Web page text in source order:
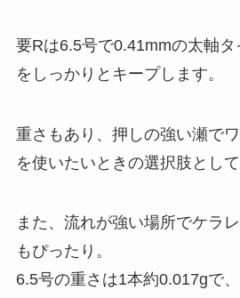
要Rは6.5号で0.41mmの太軸
をしっかりとキープします。
重さもあり、押しの強い瀬で
を使いたいときの選択肢として
また、流れが強い場所でケラ
もぴったり。
6.5号の重さは1本約0.017gで